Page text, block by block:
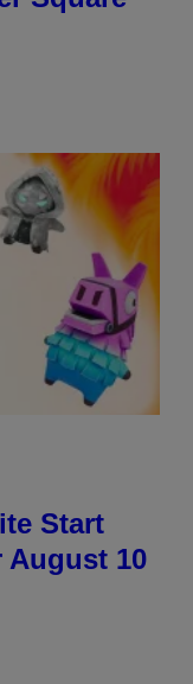
Start
August 10